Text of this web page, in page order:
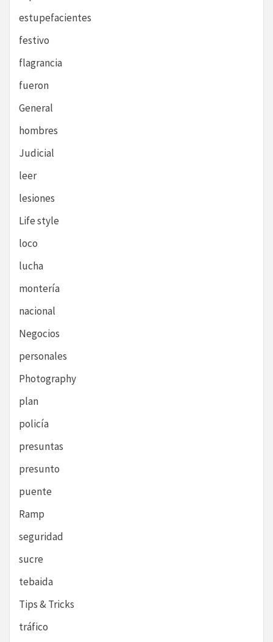
estupefacientes
festivo
flagrancia
fueron
General
hombres
Judicial
leer
lesiones
Life style
loco
lucha
montería
nacional
Negocios
personales
Photography
plan
policía
presuntas
presunto
puente
Ramp
seguridad
sucre
tebaida
Tips & Tricks
tráfico